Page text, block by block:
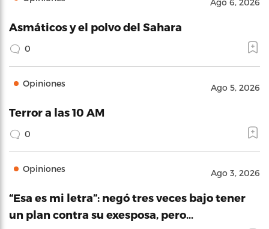
Ago 6, 2026
Asmáticos y el polvo del Sahara
0
Opiniones Ago 5, 2026
Terror a las 10 AM
0
Opiniones Ago 3, 2026
“Esa es mi letra”: negó tres veces bajo tener
un plan contra su exesposa, pero…